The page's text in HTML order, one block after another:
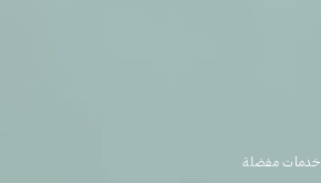
خدمات مفضلة